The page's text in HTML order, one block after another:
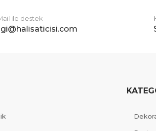
ile destek